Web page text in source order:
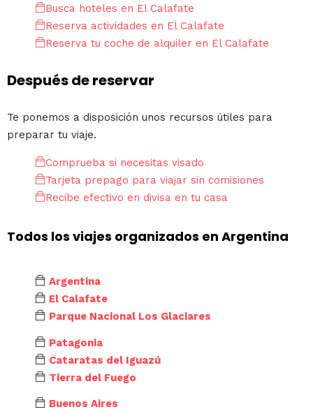
Busca hoteles en El Calafate
Reserva actividades en El Calafate
Reserva tu coche de alquiler en El Calafate
Después de reservar
Te ponemos a disposición unos recursos útiles para
preparar tu viaje.
Comprueba si necesitas visado
Tarjeta prepago para viajar sin comisiones
Recibe efectivo en divisa en tu casa
Todos los viajes organizados en Argentina
Argentina
El Calafate
Parque Nacional Los Glaciares
Patagonia
Cataratas del Iguazú
Tierra del Fuego
Buenos Aires